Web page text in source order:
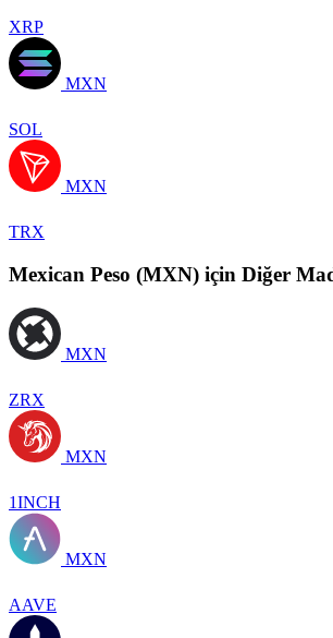
XRP
MXN
SOL
MXN
TRX
Mexican Peso (MXN) için Diğer
MXN
ZRX
MXN
1INCH
MXN
AAVE